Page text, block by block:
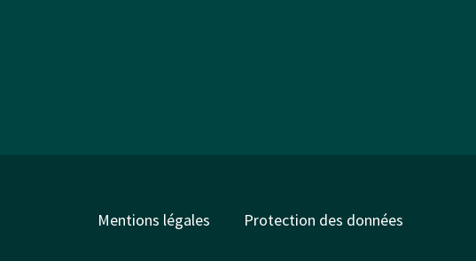
Mentions légales Protection des données